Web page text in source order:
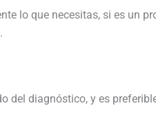
lo que necesitas, si es un
diagnóstico, y es